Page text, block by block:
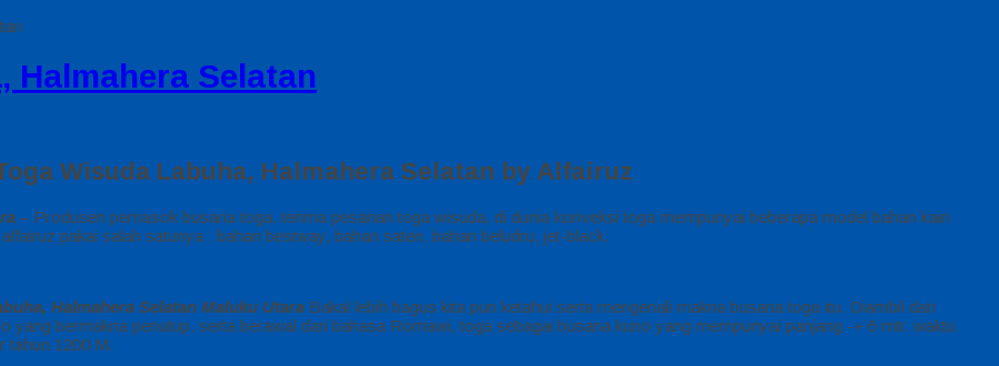
Halmahera Selatan
Wisuda Labuha, Halmahera Selatan by Alfairuz
– Produsen pemasok busana toga. terima pesanan toga wisuda, di dunia konveksi toga mempunyai beberapa model bahan kain
pakai salah satunya : bahan bestway, bahan saten, bahan beludru, jet-black.
Halmahera Selatan Maluku Utara Bakal lebih bagus kita pun ketahui serta mengenali makna busana toga itu. Diambil dari
yang bermakna penutup, serta berawal dari bahasa Romawi, toga sebagai busana kuno yang mempunyai panjang -+ 6 mtr. waktu
tahun 1200 M.